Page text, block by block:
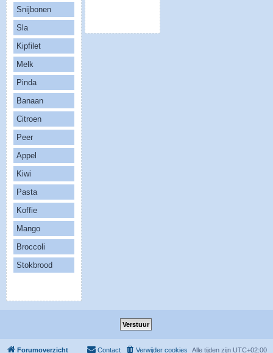
Snijbonen
Sla
Kipfilet
Melk
Pinda
Banaan
Citroen
Peer
Appel
Kiwi
Pasta
Koffie
Mango
Broccoli
Stokbrood
Forumoverzicht Alle tijden zijn UTC+02:00
Verwijder cookies
Contact